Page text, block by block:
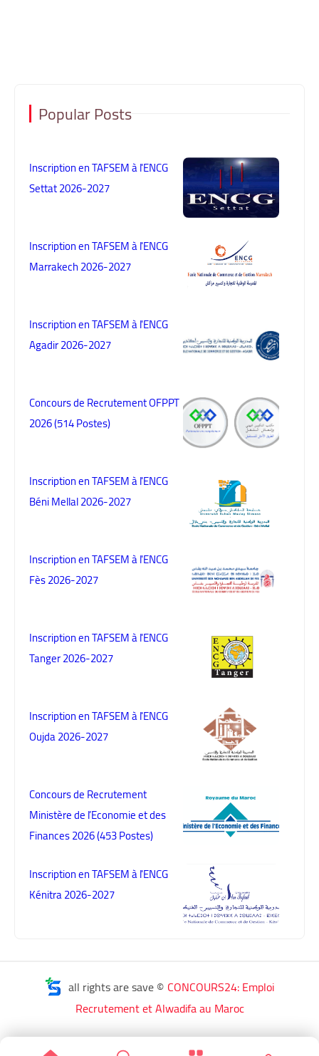
Popular Posts
Inscription en TAFSEM à l'ENCG
Settat 2026-2027
Inscription en TAFSEM à l'ENCG
Marrakech 2026-2027
Inscription en TAFSEM à l'ENCG
Agadir 2026-2027
Concours de Recrutement OFPPT
2026 (514 Postes)
Inscription en TAFSEM à l'ENCG
Béni Mellal 2026-2027
Inscription en TAFSEM à l'ENCG
Fès 2026-2027
Inscription en TAFSEM à l'ENCG
Tanger 2026-2027
Inscription en TAFSEM à l'ENCG
Oujda 2026-2027
Concours de Recrutement
Ministère de l’Economie et des
Finances 2026 (453 Postes)
Inscription en TAFSEM à l'ENCG
Kénitra 2026-2027
all rights are save © CONCOURS24: Emploi
Recrutement et Alwadifa au Maroc